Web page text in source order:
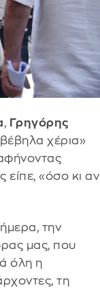
, Γρηγόρης
χέρια»
«όσο κι αν
την
μας, που
όλη η
τη